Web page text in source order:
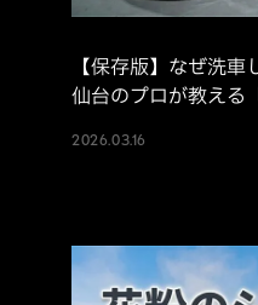
【保存版】なぜ洗車
仙台のプロが教える
2026.03.16